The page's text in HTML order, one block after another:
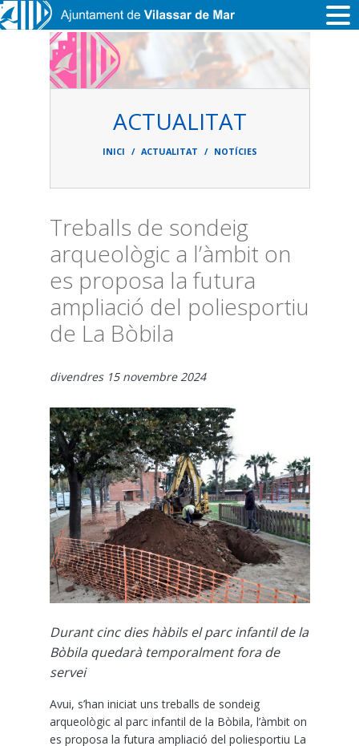
Vés al contingut
ACTUALITAT
d'ariadna
INICI ACTUALITAT NOTÍCIES
Treballs de sondeig
arqueològic a l’àmbit on
es proposa la futura
ampliació del poliesportiu
de La Bòbila
divendres 15 novembre 2024
Durant cinc dies hàbils el parc infantil de la
Bòbila quedarà temporalment fora de
servei
Avui, s’han iniciat uns treballs de sondeig
arqueològic al parc infantil de la Bòbila, l’àmbit on
es proposa la futura ampliació del poliesportiu La